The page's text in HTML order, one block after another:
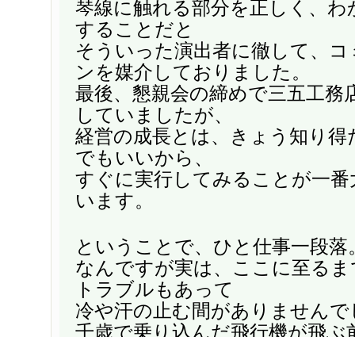
琴線に触れる部分を正しく、わ
することだと
そういった演出者に徹して、
ンを媒介しておりました。
最後、懇親会の締めで三五工務
していましたが、
経営の成長とは、きょう知り
でもいいから、
すぐに実行してみることが一
います。
ということで、ひと仕事一段落
なんですが実は、ここに至る
トラブルもあって
冷や汗の止む間がありませんで
千歳で乗り込んだ飛行機が飛ぶ